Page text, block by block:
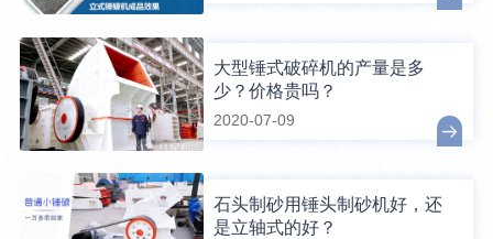
大型锤式破碎机的产量是多
少？价格贵吗？
2020-07-09
石头制砂用锤头制砂机好，还
是立轴式的好？